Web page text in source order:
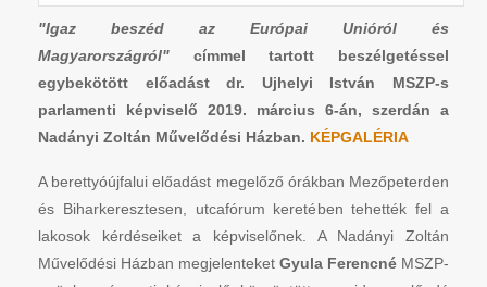
"Igaz beszéd az Európai Unióról és
Magyarországról" címmel tartott beszélgetéssel
egybekötött előadást dr. Ujhelyi István MSZP-s
parlamenti képviselő 2019. március 6-án, szerdán a
Nadányi Zoltán Művelődési Házban. KÉPGALÉRIA
A berettyóújfalui előadást megelőző órákban Mezőpeterden
és Biharkeresztesen, utcafórum keretében tehették fel a
lakosok kérdéseiket a képviselőnek. A Nadányi Zoltán
Művelődési Házban megjelenteket Gyula Ferencné MSZP-